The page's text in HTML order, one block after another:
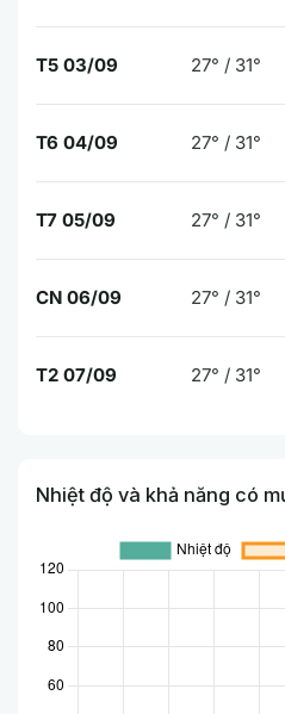
T5 03/09 27° / 31°
T6 04/09 27° / 31°
T7 05/09 27° / 31°
CN 06/09 27° / 31°
T2 07/09 27° / 31°
Nhiệt độ và khả năng có